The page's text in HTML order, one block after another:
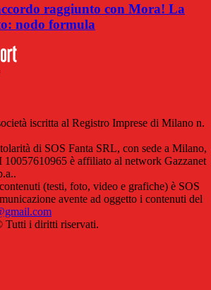
raggiunto con Mora! La
nodo formula
iscritta al Registro Imprese di Milano n.
di SOS Fanta SRL, con sede a Milano,
10057610965 è affiliato al network Gazzanet
(testi, foto, video e grafiche) è SOS
avente ad oggetto i contenuti del
Tutti i diritti riservati.